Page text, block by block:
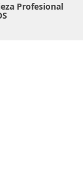
Profesional